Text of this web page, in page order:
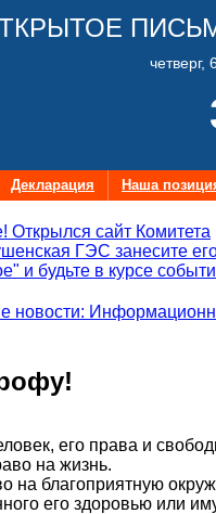
четверг,
Декларация Наша
Открылся сайт Комитета
ГЭС занесите
и будьте в курсе
новости:
его права и
на жизнь.
на благоприятную
его здоровью или